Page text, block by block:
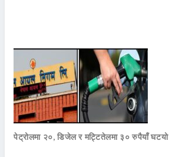
पेट्रोलमा २०, डिजेल र मट्टितेलमा ३० रुपैयाँ घटयो